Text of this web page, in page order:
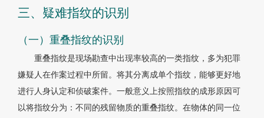
三、疑难指纹的识别
（一）重叠指纹的识别
重叠指纹是现场勘查中出现率较高的一类指纹，多为犯罪
嫌疑人在作案过程中所留。将其分离成单个指纹，能够更好地
进行人身认定和侦破案件。一般意义上按照指纹的成形原因可
以将指纹分为：不同的残留物质的重叠指纹。在物体的同一位